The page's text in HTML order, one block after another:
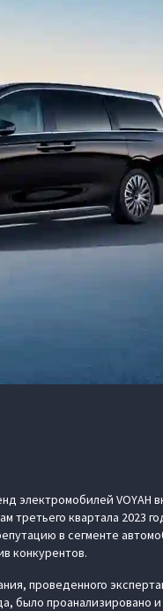
электромобилей VOYAH
третьего квартала 2023
в сегменте
конкурентов.
проведенного
было проанализировано